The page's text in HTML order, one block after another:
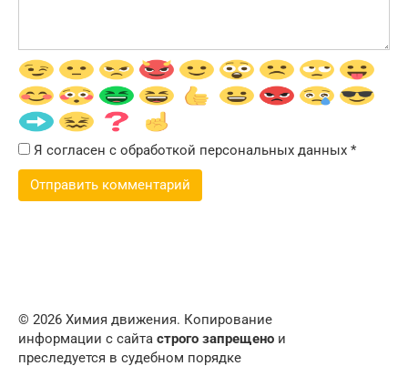
Я согласен с обработкой персональных данных *
© 2026 Химия движения. Копирование
информации с сайта строго запрещено и
преследуется в судебном порядке